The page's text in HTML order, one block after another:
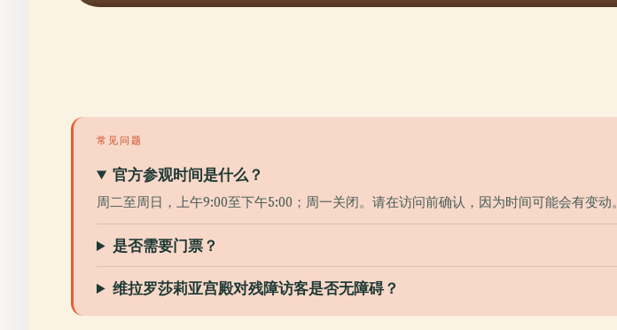
常见问题
官方参观时间是什么？
周二至周日，上午9:00至下午5:00；周一关闭。请在访问前确认，因为时间可能会有变动。
是否需要门票？
维拉罗莎莉亚宫殿对残障访客是否无障碍？